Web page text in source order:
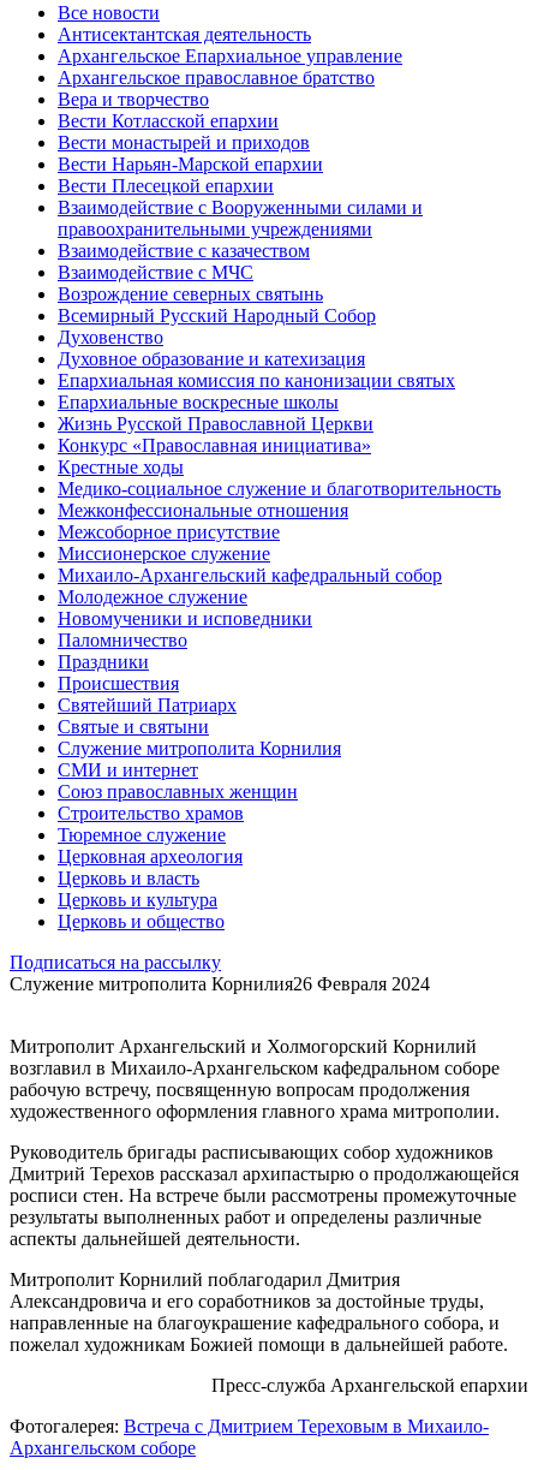
Все новости
Антисектантская деятельность
Архангельское Епархиальное управление
Архангельское православное братство
Вера и творчество
Вести Котласской епархии
Вести монастырей и приходов
Вести Нарьян-Марской епархии
Вести Плесецкой епархии
Взаимодействие с Вооруженными силами и
правоохранительными учреждениями
Взаимодействие с казачеством
Взаимодействие с МЧС
Возрождение северных святынь
Всемирный Русский Народный Собор
Духовенство
Духовное образование и катехизация
Епархиальная комиссия по канонизации святых
Епархиальные воскресные школы
Жизнь Русской Православной Церкви
Конкурс «Православная инициатива»
Крестные ходы
Медико-социальное служение и благотворительность
Межконфессиональные отношения
Межсоборное присутствие
Миссионерское служение
Михаило-Архангельский кафедральный собор
Молодежное служение
Новомученики и исповедники
Паломничество
Праздники
Происшествия
Святейший Патриарх
Святые и святыни
Служение митрополита Корнилия
СМИ и интернет
Союз православных женщин
Строительство храмов
Тюремное служение
Церковная археология
Церковь и власть
Церковь и культура
Церковь и общество
Подписаться на рассылку
Служение митрополита Корнилия26 Февраля 2024
Митрополит Архангельский и Холмогорский Корнилий
возглавил в Михаило-Архангельском кафедральном соборе
рабочую встречу, посвященную вопросам продолжения
художественного оформления главного храма митрополии.
Руководитель бригады расписывающих собор художников
Дмитрий Терехов рассказал архипастырю о продолжающейся
росписи стен. На встрече были рассмотрены промежуточные
результаты выполненных работ и определены различные
аспекты дальнейшей деятельности.
Митрополит Корнилий поблагодарил Дмитрия
Александровича и его соработников за достойные труды,
направленные на благоукрашение кафедрального собора, и
пожелал художникам Божией помощи в дальнейшей работе.
Пресс-служба Архангельской епархии
Фотогалерея: Встреча с Дмитрием Тереховым в Михаило-
Архангельском соборе